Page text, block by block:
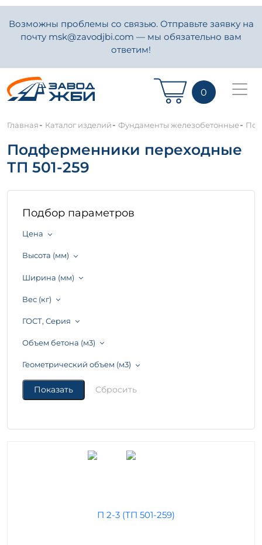
Возможны проблемы со связью. Отправьте заявку на
почту msk@zavodjbi.com — мы обязательно вам
ответим!
0
Главная- Каталог изделий- Фундаменты железобетонные-
Подферменники переходные
ТП 501-259
Подбор параметров
Цена
Высота (мм)
Ширина (мм)
Вес (кг)
ГОСТ, Серия
Объем бетона (м3)
Геометрический объем (м3)